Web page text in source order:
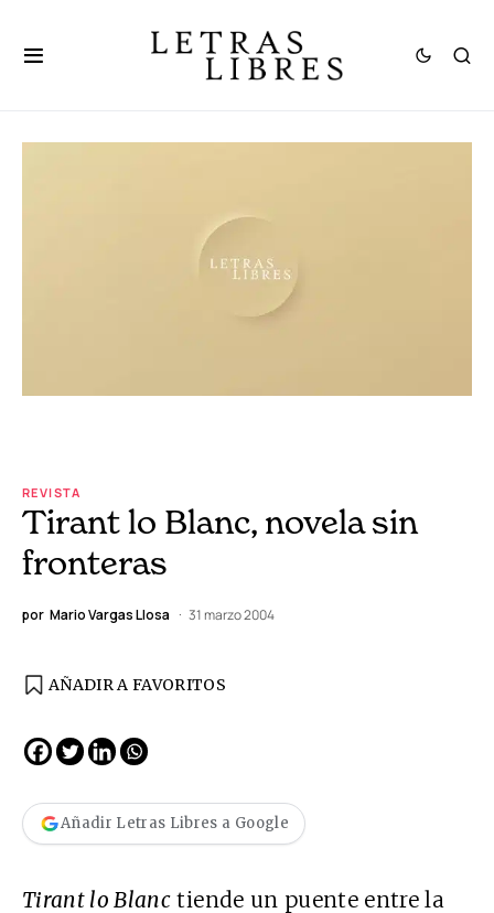
REVISTA
Tirant lo Blanc, novela sin
fronteras
por Mario Vargas Llosa 31 marzo 2004
AÑADIR A FAVORITOS
Añadir Letras Libres a Google
Tirant lo Blanc tiende un puente entre la